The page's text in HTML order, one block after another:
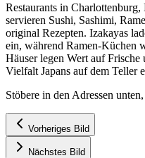
Restaurants in
servieren Sushi, Sashimi,
original Rezepten. Izakayas
ein, während Ramen-Küchen
Häuser legen Wert auf
Vielfalt Japans auf dem Teller
Stöbere in den Adressen
Vorheriges Bild
Nächstes Bild